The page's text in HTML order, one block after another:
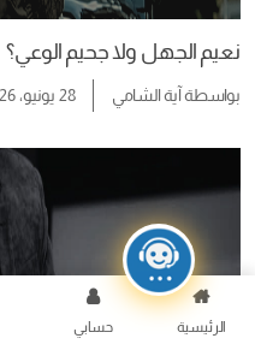
نعيم الجهل ولا جحيم الوعي؟
بواسطةآية الشامي 28 يونيو، 2026
الرئيسية حسابي